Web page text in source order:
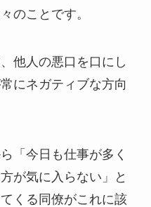
のことです。
他人の悪口を口にし
にネガティブな方向
「今日も仕事が多く
が気に入らない」と
くる同僚がこれに該